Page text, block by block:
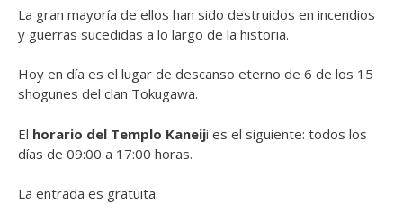
La gran mayoría de ellos han sido destruidos en incendios
y guerras sucedidas a lo largo de la historia.
Hoy en día es el lugar de descanso eterno de 6 de los 15
shogunes del clan Tokugawa.
El horario del Templo Kaneiji es el siguiente: todos los
días de 09:00 a 17:00 horas.
La entrada es gratuita.